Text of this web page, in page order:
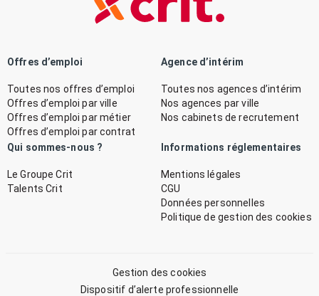
Offres d’emploi
Toutes nos offres d’emploi
Offres d’emploi par ville
Offres d’emploi par métier
Offres d’emploi par contrat
Agence d’intérim
Toutes nos agences d’intérim
Nos agences par ville
Nos cabinets de recrutement
Qui sommes-nous ?
Le Groupe Crit
Talents Crit
Informations réglementaires
Mentions légales
CGU
Données personnelles
Politique de gestion des cookies
Gestion des cookies
Dispositif d’alerte professionnelle